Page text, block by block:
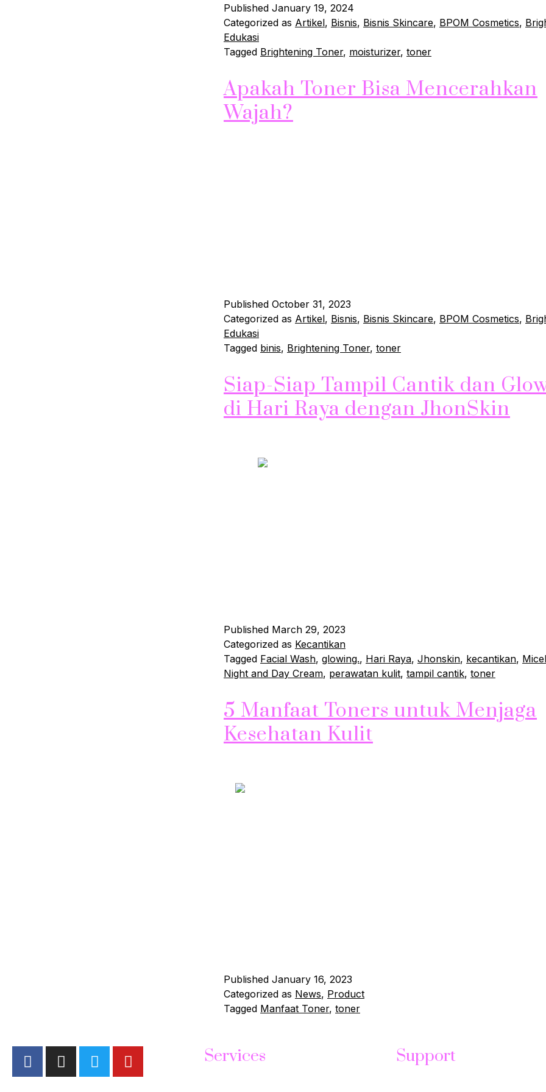
Published January 19, 2024
Categorized as Artikel, Bisnis, Bisnis Skincare, BPOM Cosmetics,
Edukasi
Tagged Brightening Toner, moisturizer, toner
Apakah Toner Bisa Mencerahkan
Wajah?
Published October 31, 2023
Categorized as Artikel, Bisnis, Bisnis Skincare, BPOM Cosmetics,
Edukasi
Tagged binis, Brightening Toner, toner
Siap-Siap Tampil Cantik dan
di Hari Raya dengan JhonSkin
Published March 29, 2023
Categorized as Kecantikan
Tagged Facial Wash, glowing., Hari Raya, Jhonskin, kecantikan,
Night and Day Cream, perawatan kulit, tampil cantik, toner
5 Manfaat Toners untuk Menjaga
Kesehatan Kulit
Published January 16, 2023
Categorized as News, Product
Tagged Manfaat Toner, toner
Services Support